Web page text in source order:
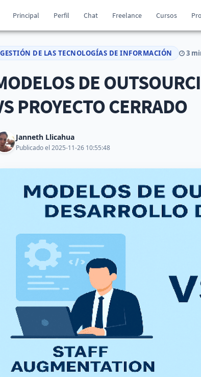
Principal Perfil Chat Freelance Cursos
GESTIÓN DE LAS TECNOLOGÍAS DE INFORMACIÓN 3
DE
PROYECTO CERRADO
Janneth Llicahua
Publicado el 2025-11-26 10:55:48